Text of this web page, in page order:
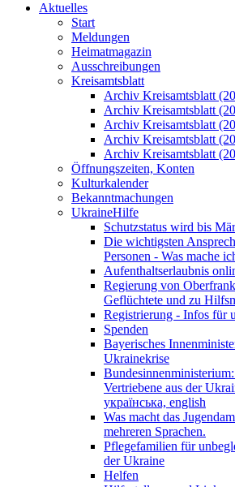
Aktuelles
Start
Meldungen
Heimatmagazin
Ausschreibungen
Kreisamtsblatt
Archiv Kreisamtsblatt
Archiv Kreisamtsblatt
Archiv Kreisamtsblatt
Archiv Kreisamtsblatt
Archiv Kreisamtsblatt
Öffnungszeiten, Konten
Kulturkalender
Bekanntmachungen
UkraineHilfe
Schutzstatus wird bis
Die wichtigsten
Personen - Was mache
Aufenthaltserlaubnis
Regierung von
Geflüchtete und zu
Registrierung - Infos für
Spenden
Bayerisches
Ukrainekrise
Vertriebene aus der
українська, english
Was macht das
mehreren Sprachen.
Pflegefamilien für
der Ukraine
Helfen